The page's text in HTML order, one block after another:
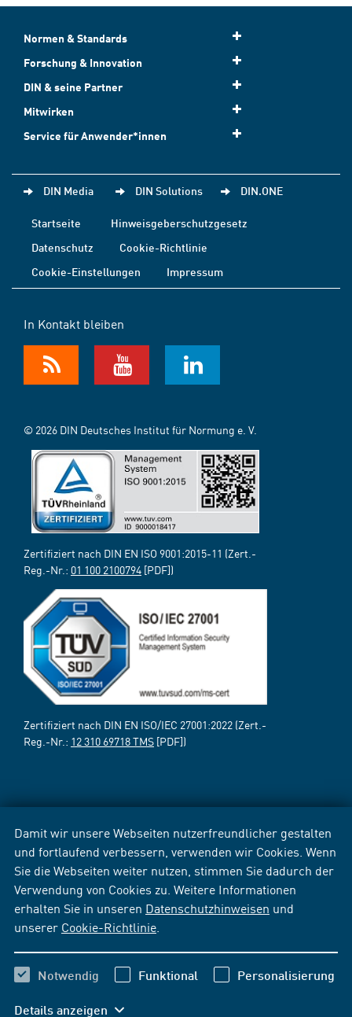
Damit wir unsere Webseiten nutzerfreundlicher gestalten
und fortlaufend verbessern, verwenden wir Cookies. Wenn
Sie die Webseiten weiter nutzen, stimmen Sie dadurch der
Verwendung von Cookies zu. Weitere Informationen
erhalten Sie in unseren Datenschutzhinweisen und
unserer Cookie-Richtlinie
Notwendig Funktional Personalisierung
Details anzeigen
Normen & Standards
Forschung & Innovation
DIN & seine Partner
Mitwirken
Service für Anwender*innen
DIN Media DIN Solutions DIN.ONE
Startseite
Hinweisgeberschutzgesetz
Datenschutz
Cookie-Richtlinie
Cookie-Einstellungen
Impressum
In Kontakt bleiben
© 2026 DIN Deutsches Institut für Normung e. V.
Zertifiziert nach DIN EN ISO 9001:2015-11 (Zert.-
Reg.-Nr.: 01 100 2100794 [PDF])
Zertifiziert nach DIN EN ISO/IEC 27001:2022 (Zert.-
Reg.-Nr.: 12 310 69718 TMS [PDF])